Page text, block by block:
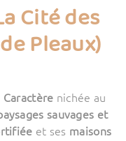
Cité des
Pleaux)
nichée au
sauvages et
et ses maisons